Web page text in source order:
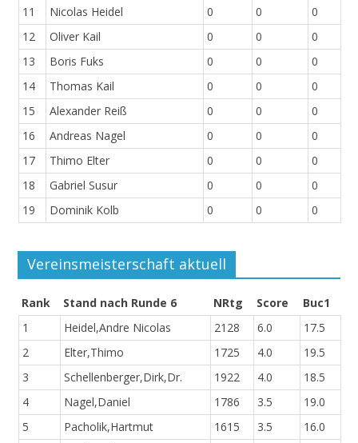
11 Nicolas Heidel 0 0
0
12
Oliver Kail 0 0
0
13
Boris Fuks 0 0
0
14
Thomas Kail 0 0
0
15
Alexander Reiß 0 0
0
16
Andreas Nagel 0 0
0
17
Thimo Elter 0 0
0
18
Gabriel Susur 0 0
0
19
Dominik Kolb 0 0 0
Vereinsmeisterschaft aktuell
Rank Stand nach Runde 6 NRtg Score
Buc1
1
Heidel,Andre Nicolas 2128 6.0
17.5
2
Elter,Thimo 1725 4.0
19.5
3
Schellenberger,Dirk,Dr. 1922 4.0
18.5
4
Nagel,Daniel 1786 3.5
19.0
5
Pacholik,Hartmut 1615 3.5
16.0